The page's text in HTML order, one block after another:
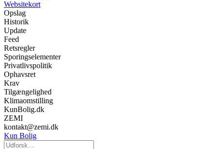
Websitekort
Opslag
Historik
Update
Feed
Retsregler
Sporingselementer
Privatlivspolitik
Ophavsret
Krav
Tilgængelighed
Klimaomstilling
KunBolig.dk
ZEMI
kontakt@zemi.dk
Kun Bolig